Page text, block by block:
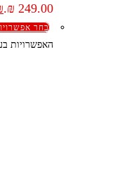
249.00 ₪.
בחר
האפשרויות